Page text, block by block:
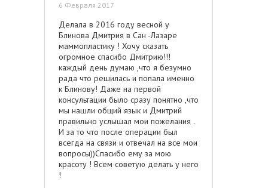
6 Февраля 2017
Делала в 2016 году весной у
Блинова Дмитрия в Сан -Лазаре
маммопластику ! Хочу сказать
огромное спасибо Дмитрию!!!
каждый день думаю ,что я безумно
рада что решилась и попала именно
к Блинову! Даже на первой
консультации было сразу понятно ,что
мы нашли общий язык и Дмитрий
правильно услышал мои пожелания .
И за то что после операции был
всегда на связи и отвечал на все мои
вопросы))Спасибо ему за мою
красоту ! Всем советую делать у него
!